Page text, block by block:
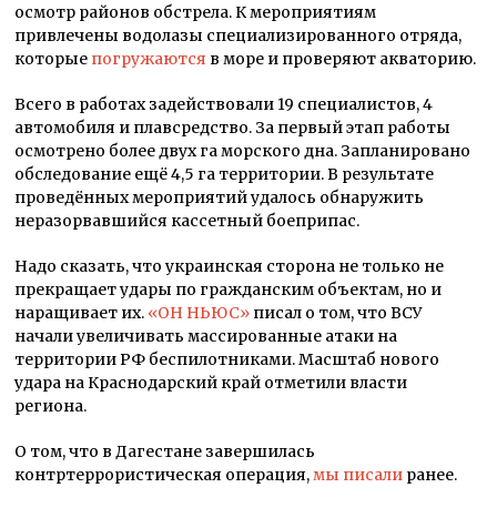
осмотр районов обстрела. К мероприятиям
привлечены водолазы специализированного отряда,
которые погружаются в море и проверяют акваторию.
Всего в работах задействовали 19 специалистов, 4
автомобиля и плавсредство. За первый этап работы
осмотрено более двух га морского дна. Запланировано
обследование ещё 4,5 га территории. В результате
проведённых мероприятий удалось обнаружить
неразорвавшийся кассетный боеприпас.
Надо сказать, что украинская сторона не только не
прекращает удары по гражданским объектам, но и
наращивает их. «ОН НЬЮС» писал о том, что ВСУ
начали увеличивать массированные атаки на
территории РФ беспилотниками. Масштаб нового
удара на Краснодарский край отметили власти
региона.
О том, что в Дагестане завершилась
контртеррористическая операция,мы писали ранее.